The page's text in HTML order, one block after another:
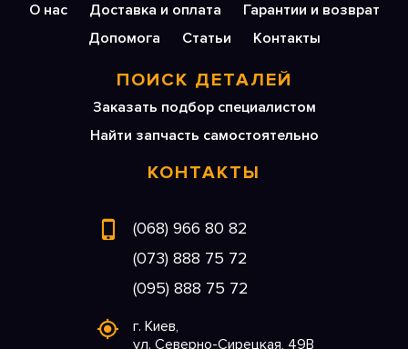
О нас Доставка и оплата
Гарантии и возврат
Допомога
Статьи Контакты
ПОИСК ДЕТАЛЕЙ
Заказать подбор специалистом
Найти запчасть самостоятельно
КОНТАКТЫ
(068) 966 80 82
(073) 888 75 72
(095) 888 75 72
г. Киев,
ул. Северно-Сирецкая, 49В